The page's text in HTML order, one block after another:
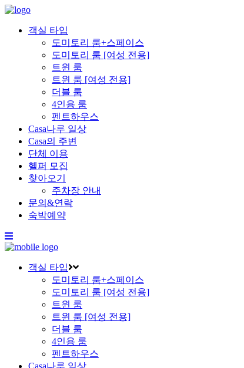
객실 타입
도미토리 룸+스페이스
도미토리 룸 [여성 전용]
트윈 룸
트윈 룸 [여성 전용]
더블 룸
4인용 룸
펜트하우스
Casa나루 일상
Casa의 주변
단체 이용
헬퍼 모집
찾아오기
주차장 안내
문의&연락
숙박예약
객실 타입
도미토리 룸+스페이스
도미토리 룸 [여성 전용]
트윈 룸
트윈 룸 [여성 전용]
더블 룸
4인용 룸
펜트하우스
Casa나루 일상